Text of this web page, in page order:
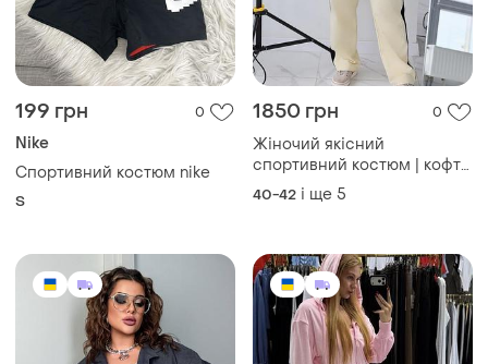
Nike
Спортивний костюм nike
S
Жіночий якісний
спортивний костюм | кофта
на блискавці + штани | 5321
40-42 і ще 5